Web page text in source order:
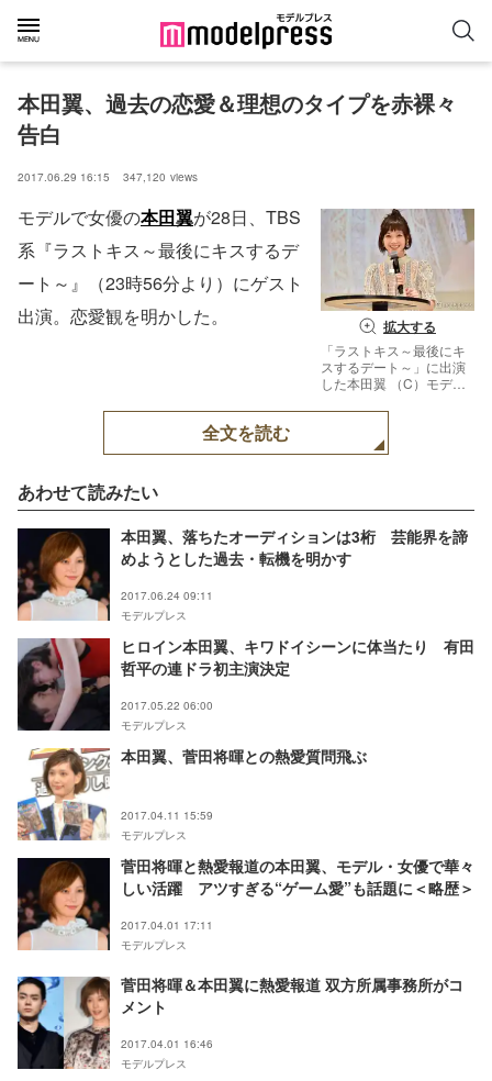
本田翼、過去の恋愛＆理想のタイプを赤裸々
告白
2017.06.29 16:15 347,120 views
拡大する
「ラストキス～最後にキ
スするデート～」に出演
した本田翼 （C）モデル
モデルで女優の本田翼が28日、TBS
系『ラストキス～最後にキスするデ
ート～』（23時56分より）にゲスト
出演。恋愛観を明かした。
全文を読む
あわせて読みたい
本田翼、落ちたオーディションは3桁 芸能界を諦
めようとした過去・転機を明かす
2017.06.24 09:11
モデルプレス
ヒロイン本田翼、キワドイシーンに体当たり 有田
哲平の連ドラ初主演決定
2017.05.22 06:00
モデルプレス
本田翼、菅田将暉との熱愛質問飛ぶ
2017.04.11 15:59
モデルプレス
菅田将暉と熱愛報道の本田翼、モデル・女優で華々
しい活躍 アツすぎる“ゲーム愛”も話題に＜略歴＞
2017.04.01 17:11
モデルプレス
菅田将暉＆本田翼に熱愛報道 双方所属事務所がコ
メント
2017.04.01 16:46
モデルプレス